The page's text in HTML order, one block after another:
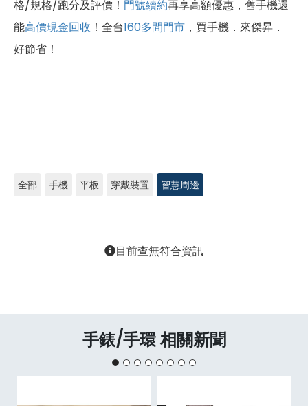
格/規格/跑分及評價！ 門號續約再享高額優惠，舊手機還
能高價現金回收 ！全台160多間門市 ，買手機．來傑昇．
好節省！
全部 手機 平板 穿戴裝置 智慧周邊
目前查無符合資訊
手錶/手環 相關新聞